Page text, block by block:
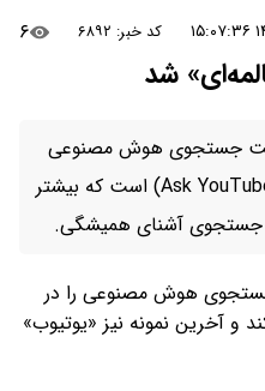
کد خبر: ۶۸۹۲ ۶
شد
جستجوی هوش مصنوعی
موسوم به «از یوتیوب بپرسید»(Ask YouTube) است که بیشتر
جستجوی آشنای همیشگی.
هوش مصنوعی را در
و آخرین نمونه نیز «یوتیوب»